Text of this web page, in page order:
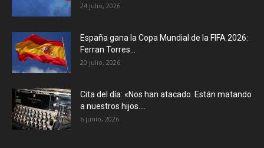
24 julio, 2026
España gana la Copa Mundial de la FIFA 2026:
Ferran Torres...
20 julio, 2026
Cita del día: «Nos han atacado. Están matando
a nuestros hijos....
6 junio, 2026